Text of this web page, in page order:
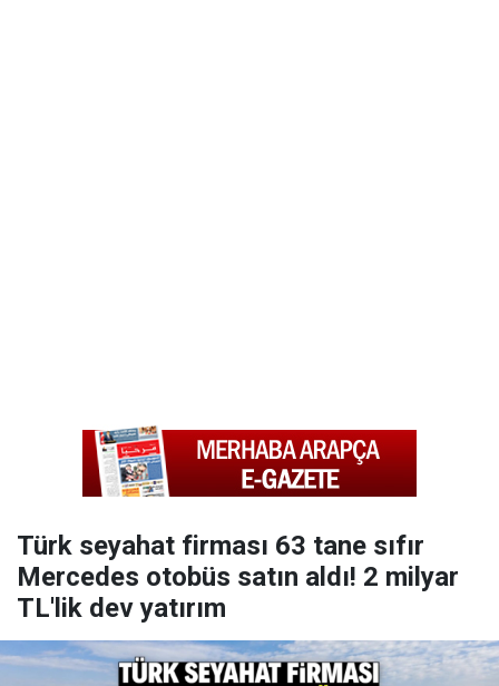
Türk seyahat firması 63 tane sıfır
Mercedes otobüs satın aldı! 2 milyar
TL'lik dev yatırım